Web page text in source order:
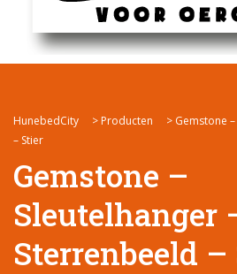
HunebedCity > Producten > Gemstone
– Stier
Gemstone –
Sleutelhanger
Sterrenbeeld –